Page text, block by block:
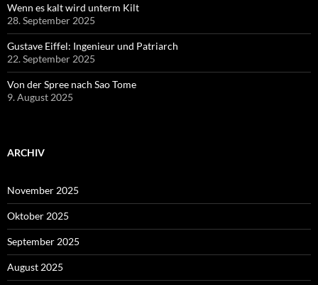
Wenn es kalt wird unterm Kilt
28. September 2025
Gustave Eiffel: Ingenieur und Patriarch
22. September 2025
Von der Spree nach Sao Tome
9. August 2025
ARCHIV
November 2025
Oktober 2025
September 2025
August 2025